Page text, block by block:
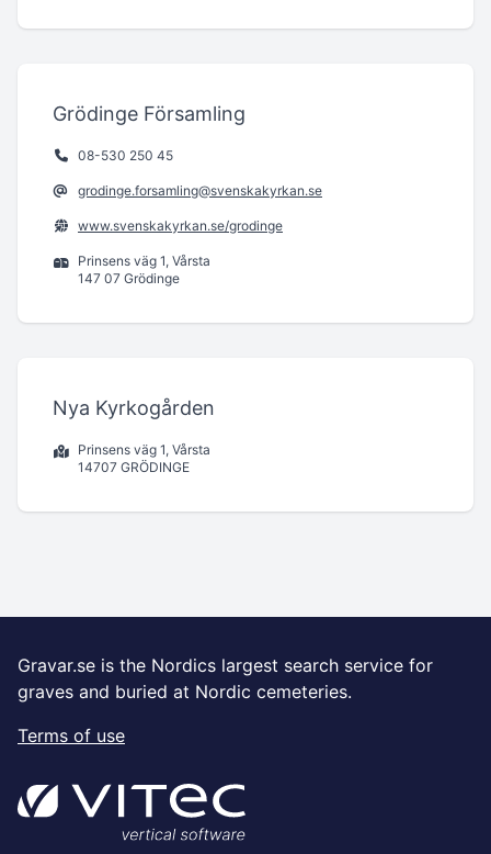
Grödinge Församling
08-530 250 45
grodinge.forsamling@svenskakyrkan.se
www.svenskakyrkan.se/grodinge
Prinsens väg 1, Vårsta
147 07 Grödinge
Nya Kyrkogården
Prinsens väg 1, Vårsta
14707 GRÖDINGE
Gravar.se is the Nordics largest search service for
graves and buried at Nordic cemeteries.
Terms of use